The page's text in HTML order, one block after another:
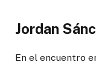
Jordan
En el encuentro